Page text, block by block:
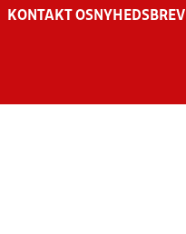
KONTAKT OS NYHEDSBREV